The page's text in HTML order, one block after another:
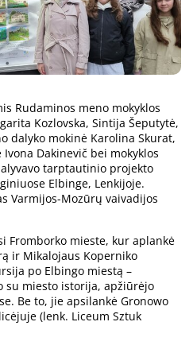
Rudaminos meno mokyklos
Kozlovska, Sintija Šeputytė,
dalyko mokinė Karolina Skurat,
Dakinevič bei mokyklos
tarptautinio projekto
Elbinge, Lenkijoje.
Varmijos-Mozūrų vaivadijos
Fromborko mieste, kur aplankė
ir Mikalojaus Koperniko
po Elbingo miestą –
su miesto istorija, apžiūrėjo
Be to, jie apsilankė Gronowo
(lenk. Liceum Sztuk